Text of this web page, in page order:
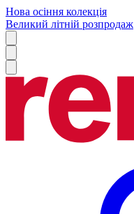
Нова осіння колекція
Великий літній розпродаж